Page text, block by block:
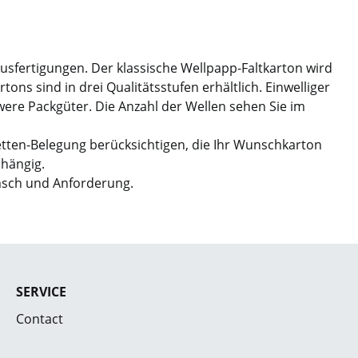
Der klassische Wellpapp-Faltkarton wird
sind in drei Qualitätsstufen erhältlich. Einwelliger
Packgüter. Die Anzahl der Wellen sehen Sie im
Belegung berücksichtigen, die Ihr Wunschkarton
und Anforderung.
SERVICE
Contact